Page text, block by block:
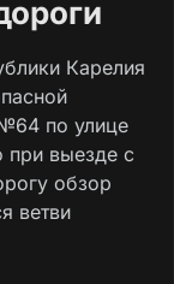
Карелия
по улице
выезде с
обзор
ветви